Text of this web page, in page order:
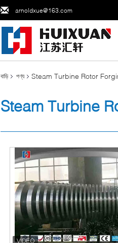
arnoldxue@163.com
বাড়ি পণ্য Steam Turbine Rotor
Steam Turbine